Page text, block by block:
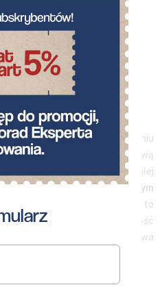
przy wykorzystaniu
on będzie dodatkową
się do lepszej stabilizacji całej
zjawiska, w którym
o ścianki kartonu.
Skropak to
bezpieczeństwa, a jego lekkość
dużych ilościach nie wpływa
paczki.